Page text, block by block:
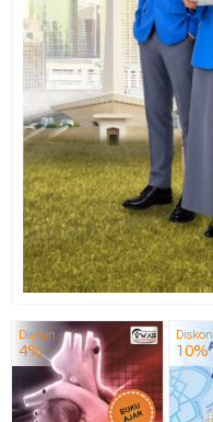
Diskon
4%
Diskon
10%